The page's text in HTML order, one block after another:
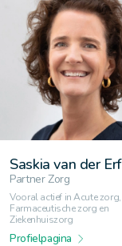
Saskia van der Erf
Partner Zorg
Vooral actief in Acute zorg,
Farmaceutische zorg en
Ziekenhuiszorg
Profielpagina